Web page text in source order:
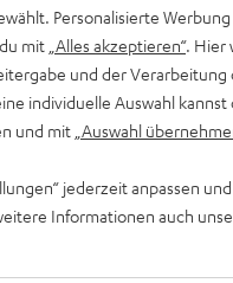
Tetris zur
vor allem hören lassen:
zwischen
Personalisierte
mit „Alles akzeptieren“. Hier
und der Verarbeitung
individuelle Auswahl kannst
und mit „Auswahl
jederzeit anpassen
Informationen auch